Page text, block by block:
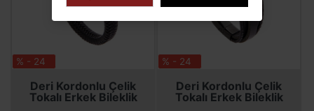
% - 24
Deri Kordonlu Çelik
Tokalı Erkek Bileklik
SEPETE EKLE
SEPETE EKLE
% - 24
Deri Kordonlu Çelik
Tokalı Erkek Bileklik
SEPETE EKLE
SEPETE EKLE